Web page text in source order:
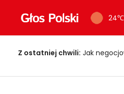
24℃
Z ostatniej chwili: Jak